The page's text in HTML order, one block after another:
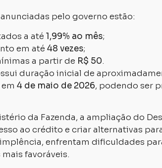
pelo governo estão:
a até 1,99% ao mês;
em até 48 vezes;
a partir de R$ 50.
duração inicial de
4 de maio de 2026, podendo ser
da Fazenda, a ampliação do
ao crédito e criar alternativas
enfrentam dificuldades
favoráveis.